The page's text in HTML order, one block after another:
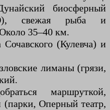
биосферный
свежая рыба и
35–40 км.
(Кулевча) и
лиманы (грязи,
маршруткой,
(парки, Оперный театр,